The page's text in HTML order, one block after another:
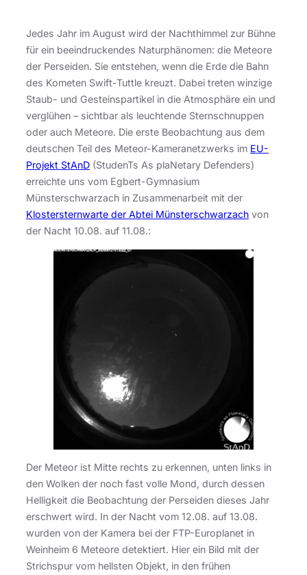
Jedes Jahr im August wird der Nachthimmel zur Bühne
für ein beeindruckendes Naturphänomen: die Meteore
der Perseiden. Sie entstehen, wenn die Erde die Bahn
des Kometen Swift-Tuttle kreuzt. Dabei treten winzige
Staub- und Gesteinspartikel in die Atmosphäre ein und
verglühen – sichtbar als leuchtende Sternschnuppen
oder auch Meteore. Die erste Beobachtung aus dem
deutschen Teil des Meteor-Kameranetzwerks im EU-
Projekt StAnD (StudenTs As plaNetary Defenders)
erreichte uns vom Egbert-Gymnasium
Münsterschwarzach in Zusammenarbeit mit der
Klostersternwarte der Abtei Münsterschwarzach von
der Nacht 10.08. auf 11.08.:
Der Meteor ist Mitte rechts zu erkennen, unten links in
den Wolken der noch fast volle Mond, durch dessen
Helligkeit die Beobachtung der Perseiden dieses Jahr
erschwert wird. In der Nacht vom 12.08. auf 13.08.
wurden von der Kamera bei der FTP-Europlanet in
Weinheim 6 Meteore detektiert. Hier ein Bild mit der
Strichspur vom hellsten Objekt, in den frühen